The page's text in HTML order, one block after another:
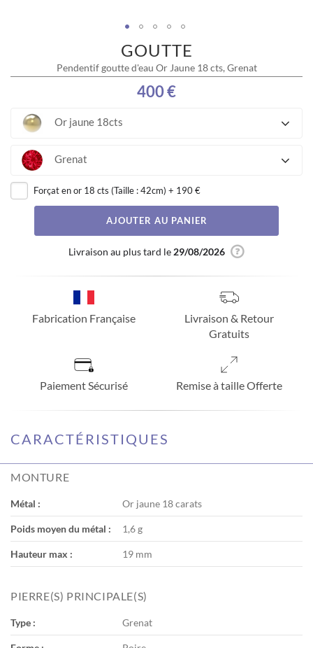
GOUTTE
Pendentif goutte d'eau Or Jaune 18 cts, Grenat
400 €
Or jaune 18cts
Grenat
Forçat en or 18 cts (Taille : 42cm) + 190 €
AJOUTER AU PANIER
Livraison au plus tard le 29/08/2026
Fabrication Française
Livraison & Retour
Gratuits
Paiement Sécurisé Remise à taille Offerte
images
gallery
CARACTÉRISTIQUES
MONTURE
Métal : Or jaune 18 carats
Poids moyen du métal : 1,6 g
Hauteur max : 19 mm
PIERRE(S) PRINCIPALE(S)
Type : Grenat